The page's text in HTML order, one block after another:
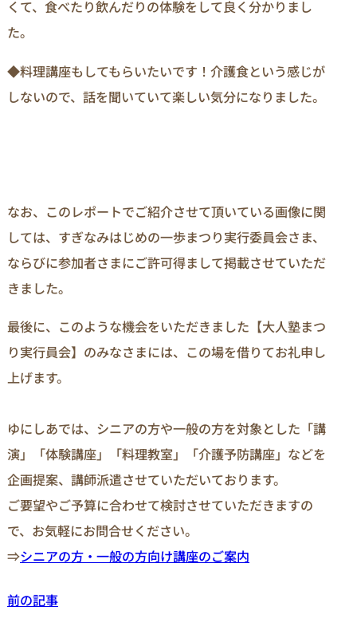
くて、食べたり飲んだりの体験をして良く分かりまし
た。
◆料理講座もしてもらいたいです！介護食という感じが
しないので、話を聞いていて楽しい気分になりました。
なお、このレポートでご紹介させて頂いている画像に関
しては、すぎなみはじめの一歩まつり実行委員会さま、
ならびに参加者さまにご許可得まして掲載させていただ
きました。
最後に、このような機会をいただきました【大人塾まつ
り実行員会】のみなさまには、この場を借りてお礼申し
上げます。
ゆにしあでは、シニアの方や一般の方を対象とした「講
演」「体験講座」「料理教室」「介護予防講座」などを
企画提案、講師派遣させていただいております。
ご要望やご予算に合わせて検討させていただきますの
で、お気軽にお問合せください。
⇒シニアの方・一般の方向け講座のご案内
前の記事